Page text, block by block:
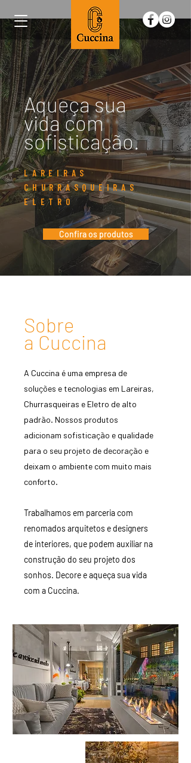
Aqueça sua
vida com
sofisticação.
LAREIRAS
CHURRASQUEIRAS
ELETRO
Confira os produtos
Sobre
a Cuccina
A Cuccina é uma empresa de
soluções e tecnologias em Lareiras,
Churrasqueiras e Eletro de alto
padrão. Nossos produtos
adicionam sofisticação e qualidade
para o seu projeto de decoração e
deixam o ambiente com muito mais
conforto.
Trabalhamos em parceria com
renomados arquitetos e designers
de interiores, que podem auxiliar na
construção do seu projeto dos
sonhos. Decore e aqueça sua vida
com a Cuccina.